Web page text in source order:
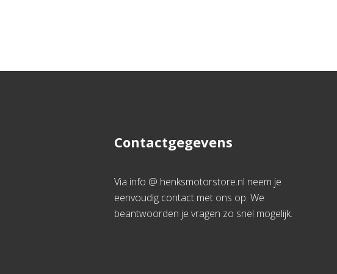
Contactgegevens
Via info @ henksmotorstore.nl neem je
eenvoudig contact met ons op. We
beantwoorden je vragen zo snel mogelijk.